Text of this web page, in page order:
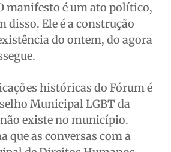
manifesto é um ato político,
disso. Ele é a construção
do ontem, do agora
históricas do Fórum é
Municipal LGBT da
existe no município.
que as conversas com a